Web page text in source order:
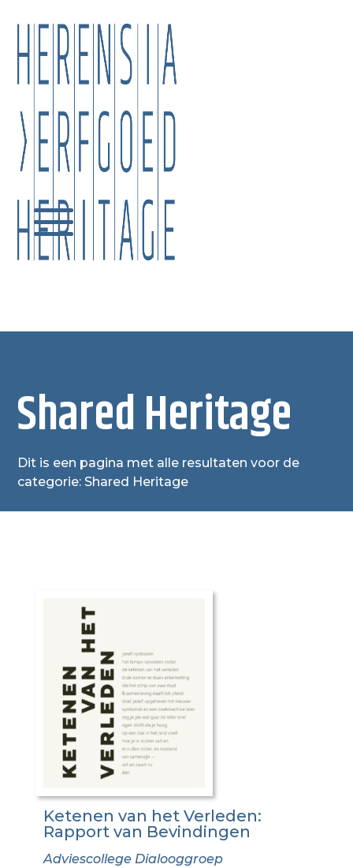
Shared Heritage
Dit is een pagina met alle resultaten voor de
categorie: Shared Heritage
Ketenen van het Verleden:
Rapport van Bevindingen
Adviescollege Dialooggroep